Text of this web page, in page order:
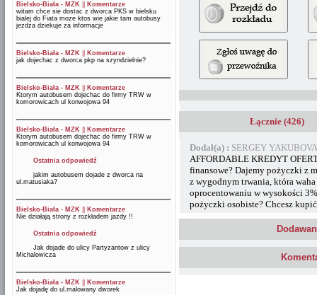
Bielsko-Biała - MZK
Komentarze
witam chce sie dostac z dworca PKS w bielsku
bialej do Fiata moze ktos wie jakie tam autobusy
jezdza dziekuje za informacje
Bielsko-Biała - MZK
Komentarze
jak dojechac z dworca pkp na szyndzielnie?
Bielsko-Biała - MZK
Komentarze
Ktorym autobusem dojechac do firmy TRW w
komorowicach ul konwojowa 94
Bielsko-Biała - MZK
Komentarze
Ktorym autobusem dojechac do firmy TRW w
komorowicach ul konwojowa 94
Ostatnia odpowiedź
jakim autobusem dojade z dworca na
ul.matusiaka?
Bielsko-Biała - MZK
Komentarze
Nie działają strony z rozkładem jazdy !!
Ostatnia odpowiedź
Jak dojade do ulicy Partyzantow z ulicy
Michalowicza
Bielsko-Biała - MZK
Komentarze
Jak dojadę do ul.malowany dworek
Łącznie (426)
Dodał(a) : SERGEY
AFFORDABLE KREDYT
finansowe? Dajemy pożyczki z
z wygodnym trwania, która
oprocentowaniu w wysokości
pożyczki osobiste? Chcesz